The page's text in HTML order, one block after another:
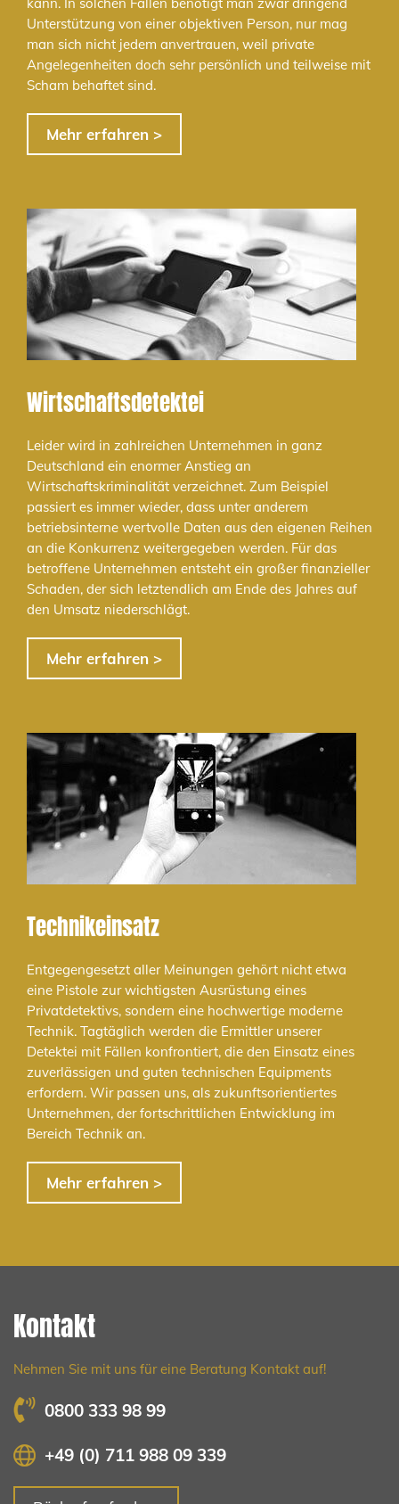
kann. In solchen Fällen benötigt man zwar dringend
Unterstützung von einer objektiven Person, nur mag
man sich nicht jedem anvertrauen, weil private
Angelegenheiten doch sehr persönlich und teilweise mit
Scham behaftet sind.
Mehr erfahren >
Wirtschaftsdetektei
Leider wird in zahlreichen Unternehmen in ganz
Deutschland ein enormer Anstieg an
Wirtschaftskriminalität verzeichnet. Zum Beispiel
passiert es immer wieder, dass unter anderem
betriebsinterne wertvolle Daten aus den eigenen Reihen
an die Konkurrenz weitergegeben werden. Für das
betroffene Unternehmen entsteht ein großer finanzieller
Schaden, der sich letztendlich am Ende des Jahres auf
den Umsatz niederschlägt.
Mehr erfahren >
Technikeinsatz
Entgegengesetzt aller Meinungen gehört nicht etwa
eine Pistole zur wichtigsten Ausrüstung eines
Privatdetektivs, sondern eine hochwertige moderne
Technik. Tagtäglich werden die Ermittler unserer
Detektei mit Fällen konfrontiert, die den Einsatz eines
zuverlässigen und guten technischen Equipments
erfordern. Wir passen uns, als zukunftsorientiertes
Unternehmen, der fortschrittlichen Entwicklung im
Bereich Technik an.
Mehr erfahren >
Kontakt
Nehmen Sie mit uns für eine Beratung Kontakt auf!
0800 333 98 99
+49 (0) 711 988 09 339